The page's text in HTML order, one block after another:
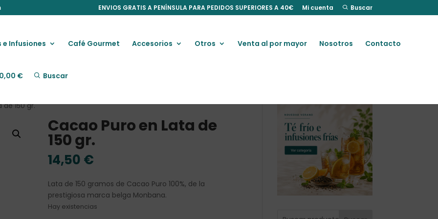
ENVIOS GRATIS A PENÍNSULA PARA PEDIDOS SUPERIORES A 40€ Mi cuenta Buscar
e Infusiones Café Gourmet Accesorios Otros Venta al por mayor Nosotros Contacto
0,00 € Buscar
150 gr.
Cacao Puro en Lata de
150 gr.
14,50 €
Lata de 150 gramos de Cacao Puro 100%, de la
prestigiosa marca belga Monbana.
Hay existencias